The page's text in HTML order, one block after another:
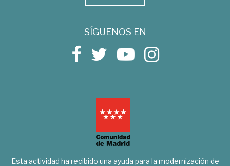
SÍGUENOS EN
Esta actividad ha recibido una ayuda para la modernización de